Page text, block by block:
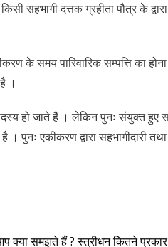
सहभागी दत्तक ग्रहीता पौत्र के
के समय पारिवारिक सम्पत्ति का
।
हो जाते हैं । लेकिन पुनः संयुक्त हुए
। पुनः एकीकरण द्वारा सहभागीदारी
क्या समझते हैं ? स्त्रीधन कितने